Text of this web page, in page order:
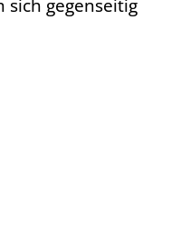
sich gegenseitig